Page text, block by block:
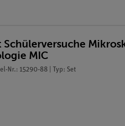
Schülerversuche
MIC
Nr.: 15290-88 | Typ: Set